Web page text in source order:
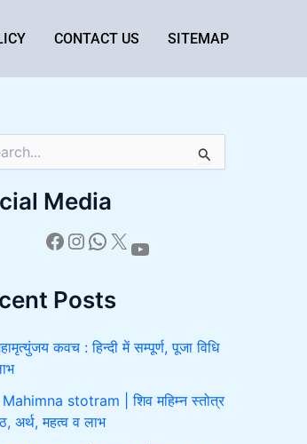
CONTACT US SITEMAP
Media
Posts
कवच : हिन्दी में सम्पूर्ण, पूजा विधि
stotram | शिव महिम्न स्तोत्र
अर्थ, महत्व व लाभ